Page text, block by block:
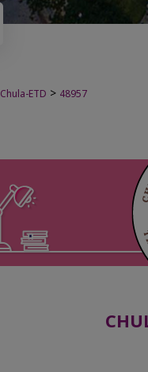
Chula-ETD > 48957